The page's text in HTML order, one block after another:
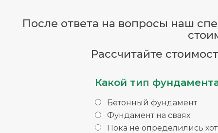
После ответа на вопросы наш
Рассчитайте
Какой тип
Бетонный фундамент
Фундамент на сваях
Пока не определились